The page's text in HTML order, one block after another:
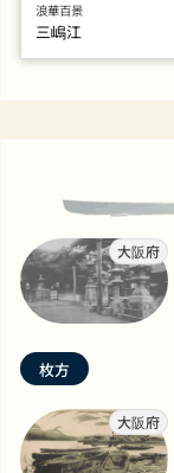
浪華百景
三嶋江
大阪府
枚方
大阪府